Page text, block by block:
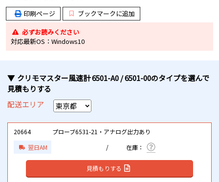
印刷ページ
ブックマークに追加
必ずお読みください
対応最新OS：Windows10
クリモマスター風速計 6501-A0 / 6501-00のタイプを選んで
見積もりする
配送エリア
20664
プローブ6531-21・アナログ出力あり
翌日AM
見積もりする